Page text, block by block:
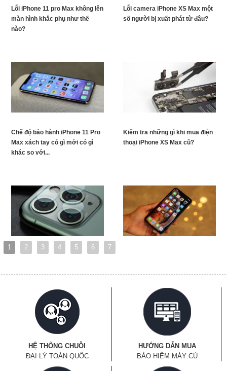
Lỗi iPhone 11 pro Max không lên
màn hình khắc phụ như thế
nào?
Lỗi camera iPhone XS Max một
số người bị xuất phát từ đâu?
Chế độ bảo hành iPhone 11 Pro
Max xách tay có gì mới có gì
khác so với...
Kiểm tra những gì khi mua điện
thoại iPhone XS Max cũ?
1 2 3 4 5 6 7
HỆ THỐNG CHUỖI
ĐẠI LÝ TOÀN QUỐC
HƯỚNG DẪN MUA
BẢO HIỂM MÁY CỦ